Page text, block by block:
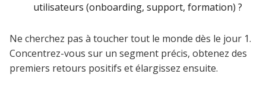
utilisateurs (onboarding, support, formation) ?
Ne cherchez pas à toucher tout le monde dès le jour 1.
Concentrez-vous sur un segment précis, obtenez des
premiers retours positifs et élargissez ensuite.